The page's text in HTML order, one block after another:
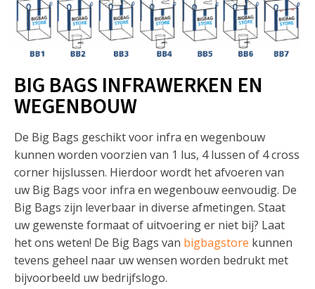
BIG BAGS INFRAWERKEN EN
WEGENBOUW
De Big Bags geschikt voor infra en wegenbouw
kunnen worden voorzien van 1 lus, 4 lussen of 4 cross
corner hijslussen. Hierdoor wordt het afvoeren van
uw Big Bags voor infra en wegenbouw eenvoudig. De
Big Bags zijn leverbaar in diverse afmetingen. Staat
uw gewenste formaat of uitvoering er niet bij? Laat
het ons weten! De Big Bags van bigbagstore kunnen
tevens geheel naar uw wensen worden bedrukt met
bijvoorbeeld uw bedrijfslogo.